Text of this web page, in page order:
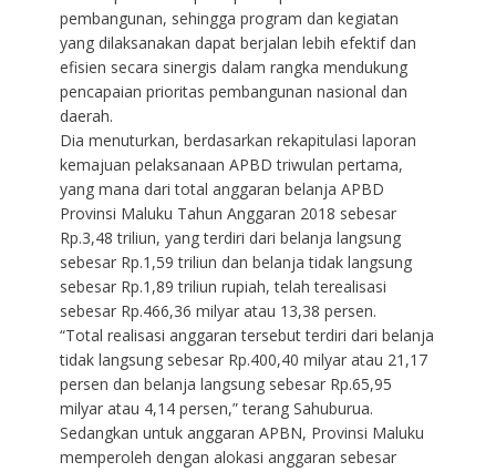
pembangunan, sehingga program dan kegiatan
yang dilaksanakan dapat berjalan lebih efektif dan
efisien secara sinergis dalam rangka mendukung
pencapaian prioritas pembangunan nasional dan
daerah.
Dia menuturkan, berdasarkan rekapitulasi laporan
kemajuan pelaksanaan APBD triwulan pertama,
yang mana dari total anggaran belanja APBD
Provinsi Maluku Tahun Anggaran 2018 sebesar
Rp.3,48 triliun, yang terdiri dari belanja langsung
sebesar Rp.1,59 triliun dan belanja tidak langsung
sebesar Rp.1,89 triliun rupiah, telah terealisasi
sebesar Rp.466,36 milyar atau 13,38 persen.
“Total realisasi anggaran tersebut terdiri dari belanja
tidak langsung sebesar Rp.400,40 milyar atau 21,17
persen dan belanja langsung sebesar Rp.65,95
milyar atau 4,14 persen,” terang Sahuburua.
Sedangkan untuk anggaran APBN, Provinsi Maluku
memperoleh dengan alokasi anggaran sebesar